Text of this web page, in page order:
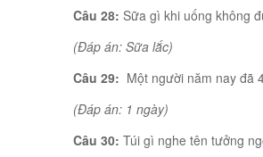
Câu 28: Sữa gì khi uống không
(Đáp án: Sữa lắc)
Câu 29: Một người năm nay đã
(Đáp án: 1 ngày)
Câu 30: Túi gì nghe tên tưởng